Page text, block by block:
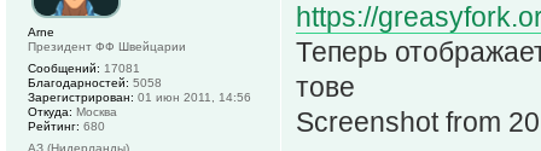
https://
Теперь
тове
Screenshot from
Arne
Президент ФФ Швейцарии
Сообщений: 17081
Благодарностей: 5058
Зарегистрирован: 01 июн 2011, 14:56
Откуда: Москва
Рейтинг: 680
АЗ (Нидерланды)